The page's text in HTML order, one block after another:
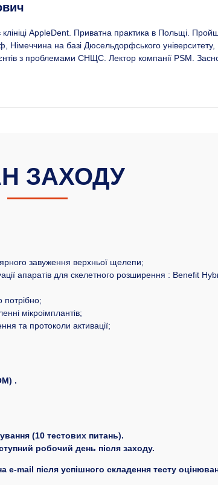
клініці AppleDent. Приватна практика в Польщі.
Німеччина на базі Дюсельдорфського
з проблемами СНЩС. Лектор компанії PSM.
ЗАХОДУ
завуження верхньої щелепи;
апаратів для скелетного розширення : Benefit
потрібно;
мікроімплантів;
та протоколи активації;
.
(10 тестових питань).
робочий день після заходу.
mail після успішного складення тесту